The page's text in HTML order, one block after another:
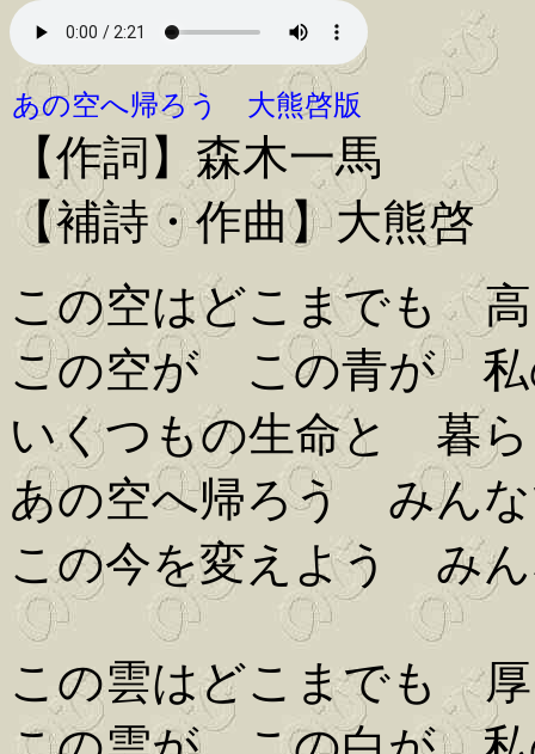
あの空へ帰ろう 大熊啓版
【作詞】森木一馬
【補詩・作曲】大熊啓
この空はどこまでも
この空が この青が 私
いくつもの生命と 暮
あの空へ帰ろう みん
この今を変えよう み
この雲はどこまでも